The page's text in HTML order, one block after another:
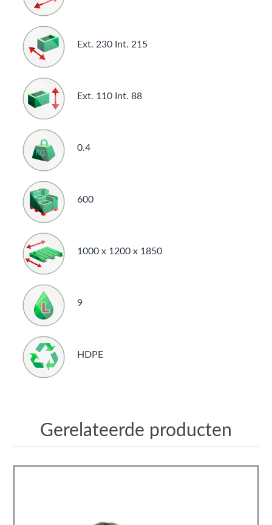
Ext. 230 Int. 215
Ext. 110 Int. 88
0.4
600
1000 x 1200 x 1850
9
HDPE
Gerelateerde producten